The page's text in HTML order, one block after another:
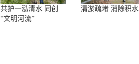
共护一泓清水 同创
“文明河流”
清淤疏堵 消除积水